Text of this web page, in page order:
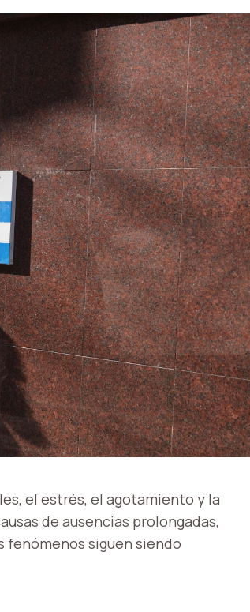
el estrés, el agotamiento y la
de ausencias prolongadas,
siguen siendo